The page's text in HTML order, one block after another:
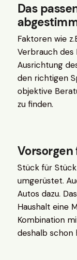
Das
Faktoren wie
Verbrauch des
Ausrichtung
den richtigen
objektive
zu finden.
Stück für
umgerüstet.
Autos dazu.
Haushalt eine
Kombination
deshalb schon